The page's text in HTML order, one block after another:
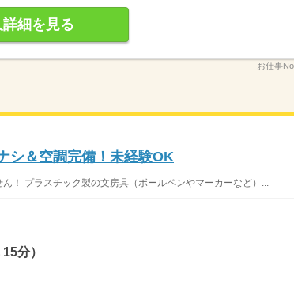
細を見る
お仕事
シ＆空調完備！未経験OK
！ プラスチック製の文房具（ボールペンやマーカーなど）...
分）